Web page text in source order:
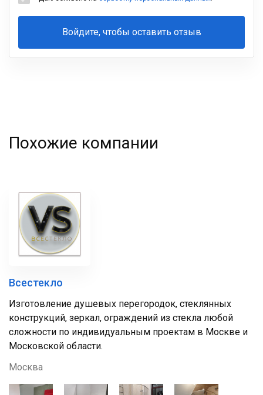
Войдите, чтобы оставить отзыв
Ваша
Похожие компании
Всестекло
Изготовление душевых перегородок, стеклянных
конструкций, зеркал, ограждений из стекла любой
сложности по индивидуальным проектам в Москве и
Московской области.
Москва